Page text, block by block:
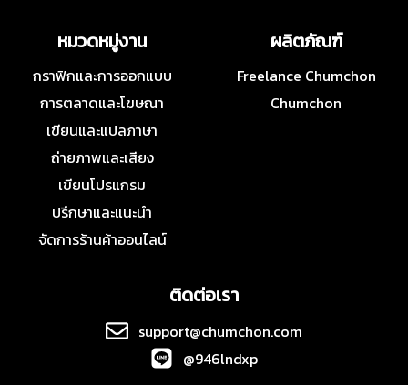
หมวดหมู่งาน
กราฟิกและการออกแบบ
การตลาดและโฆษณา
เขียนและแปลภาษา
ถ่ายภาพและเสียง
เขียนโปรแกรม
ปรึกษาและแนะนำ
จัดการร้านค้าออนไลน์
ผลิตภัณฑ์
Freelance Chumchon
Chumchon
ติดต่อเรา
support@chumchon.com
@946lndxp